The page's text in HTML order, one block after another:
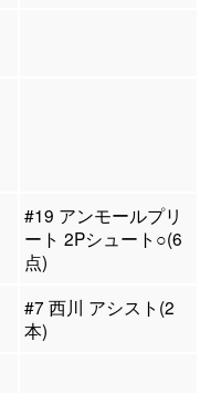
#19 アンモールプリ
ート 2Pシュート○(6
点)
#7 西川 アシスト(2
本)